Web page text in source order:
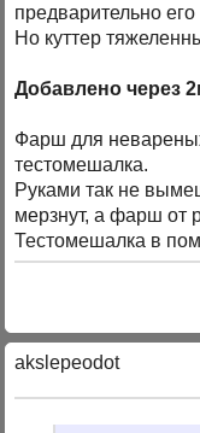
предварительно
Но куттер
Добавлено через
Фарш для
тестомешалка.
Руками так не
мерзнут, а фарш от
Тестомешалка в
akslepeodot